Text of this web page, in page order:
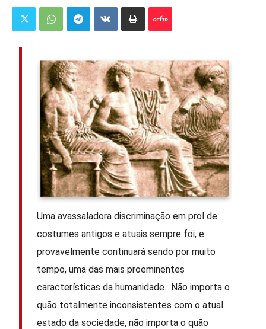
Uma avassaladora discriminação em prol de
costumes antigos e atuais sempre foi, e
provavelmente continuará sendo por muito
tempo, uma das mais proeminentes
características da humanidade. Não importa o
quão totalmente inconsistentes com o atual
estado da sociedade, não importa o quão